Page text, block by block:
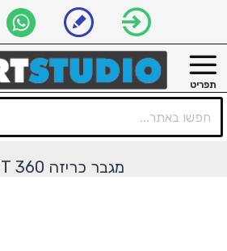
מגבר כריזה 360 WATT